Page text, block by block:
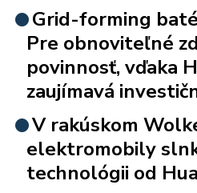
Grid-forming
Pre obnoviteľné
povinnosť, vďaka
zaujímavá
V rakúskom
elektromobily
technológii od